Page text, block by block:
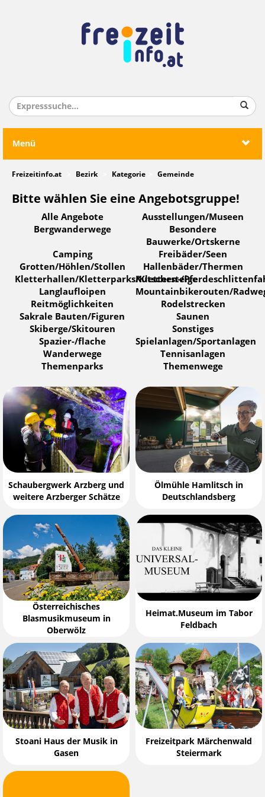
Menü
Freizeitinfo.at Bezirk Kategorie Gemeinde
Bitte wählen Sie eine Angebotsgruppe!
Alle Angebote
Ausstellungen/Museen
Bergwanderwege
Besondere
Bauwerke/Ortskerne
Camping
Freibäder/Seen
Grotten/Höhlen/Stollen
Hallenbäder/Thermen
Kletterhallen/Kletterparks/Klettersteige
Kutschen-/
Langlaufloipen
Mountainbikerouten/
Reitmöglichkeiten
Rodelstrecken
Sakrale Bauten/Figuren
Saunen
Skiberge/Skitouren
Sonstiges
Spazier-/flache
Wanderwege
Spielanlagen/Sportanlagen
Tennisanlagen
Themenparks
Themenwege
Schaubergwerk Arzberg und
weitere Arzberger Schätze
Ölmühle Hamlitsch in
Deutschlandsberg
Österreichisches
Blasmusikmuseum in
Oberwölz
Heimat.Museum im Tabor
Feldbach
Stoani Haus der Musik in
Gasen
Freizeitpark Märchenwald
Steiermark